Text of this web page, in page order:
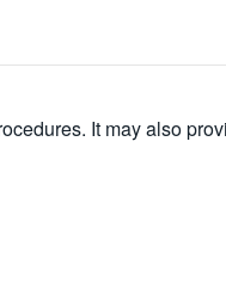
It may also